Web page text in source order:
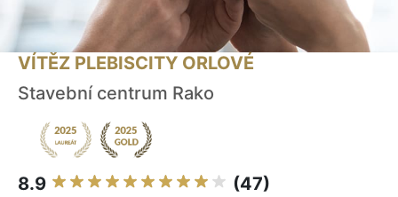
VÍTĚZ PLEBISCITY ORLOVÉ
Stavební centrum Rako
8.9 (47)